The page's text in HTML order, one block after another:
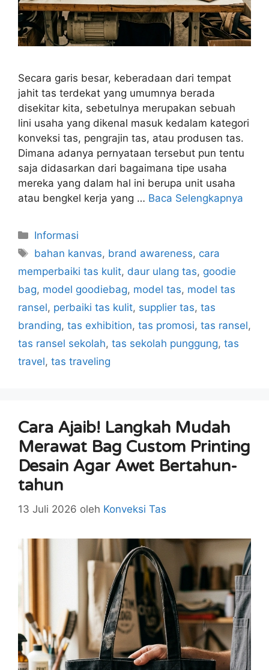
Secara garis besar, keberadaan dari tempat
jahit tas terdekat yang umumnya berada
disekitar kita, sebetulnya merupakan sebuah
lini usaha yang dikenal masuk kedalam kategori
konveksi tas, pengrajin tas, atau produsen tas.
Dimana adanya pernyataan tersebut pun tentu
saja didasarkan dari bagaimana tipe usaha
mereka yang dalam hal ini berupa unit usaha
atau bengkel kerja yang … Baca Selengkapnya
Kategori
Informasi
Tag
bahan kanvas, brand awareness, cara
memperbaiki tas kulit, daur ulang tas, goodie
bag, model goodiebag, model tas, model tas
ransel, perbaiki tas kulit, supplier tas, tas
branding, tas exhibition, tas promosi, tas ransel,
tas ransel sekolah, tas sekolah punggung, tas
travel, tas traveling
Cara Ajaib! Langkah Mudah
Merawat Bag Custom Printing
Desain Agar Awet Bertahun-
tahun
13 Juli 2026 oleh Konveksi Tas